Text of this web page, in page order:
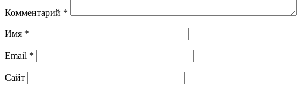
Комментарий *
Имя *
Email *
Сайт